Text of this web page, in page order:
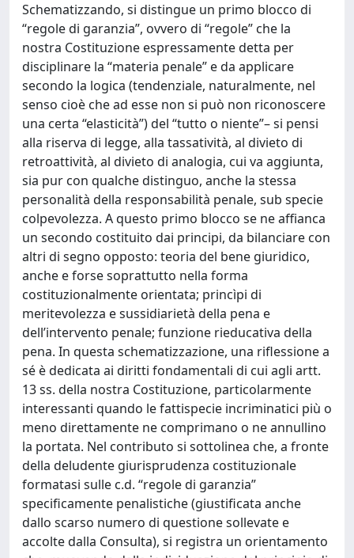
Schematizzando, si distingue un primo blocco di
“regole di garanzia”, ovvero di “regole” che la
nostra Costituzione espressamente detta per
disciplinare la “materia penale” e da applicare
secondo la logica (tendenziale, naturalmente, nel
senso cioè che ad esse non si può non riconoscere
una certa “elasticità”) del “tutto o niente”– si pensi
alla riserva di legge, alla tassatività, al divieto di
retroattività, al divieto di analogia, cui va aggiunta,
sia pur con qualche distinguo, anche la stessa
personalità della responsabilità penale, sub specie
colpevolezza. A questo primo blocco se ne affianca
un secondo costituito dai principi, da bilanciare con
altri di segno opposto: teoria del bene giuridico,
anche e forse soprattutto nella forma
costituzionalmente orientata; princìpi di
meritevolezza e sussidiarietà della pena e
dell’intervento penale; funzione rieducativa della
pena. In questa schematizzazione, una riflessione a
sé è dedicata ai diritti fondamentali di cui agli artt.
13 ss. della nostra Costituzione, particolarmente
interessanti quando le fattispecie incriminatici più o
meno direttamente ne comprimano o ne annullino
la portata. Nel contributo si sottolinea che, a fronte
della deludente giurisprudenza costituzionale
formatasi sulle c.d. “regole di garanzia”
specificamente penalistiche (giustificata anche
dallo scarso numero di questione sollevate e
accolte dalla Consulta), si registra un orientamento